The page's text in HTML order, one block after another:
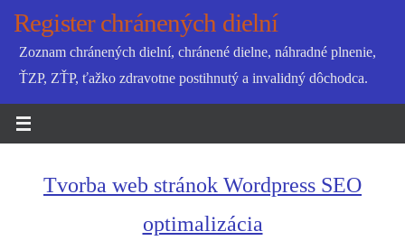
SkipRegister chránených dielní
Zoznam chránených dielní, chránené dielne, náhradné plnenie,
ŤZP, ZŤP, ťažko zdravotne postihnutý a invalidný dôchodca.
Tvorba web stránok Wordpress SEO
optimalizácia